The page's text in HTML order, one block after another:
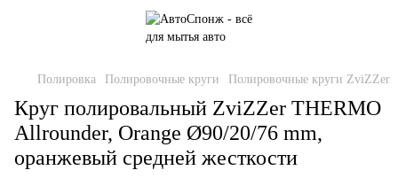
Полировка Полировочные круги Полировочные круги ZviZZer
Круг полировальный ZviZZer THERMO
Allrounder, Orange Ø90/20/76 mm,
оранжевый средней жесткости